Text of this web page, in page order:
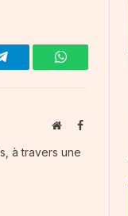
Telegram WhatsApp
WebsiteFacebook
à travers une